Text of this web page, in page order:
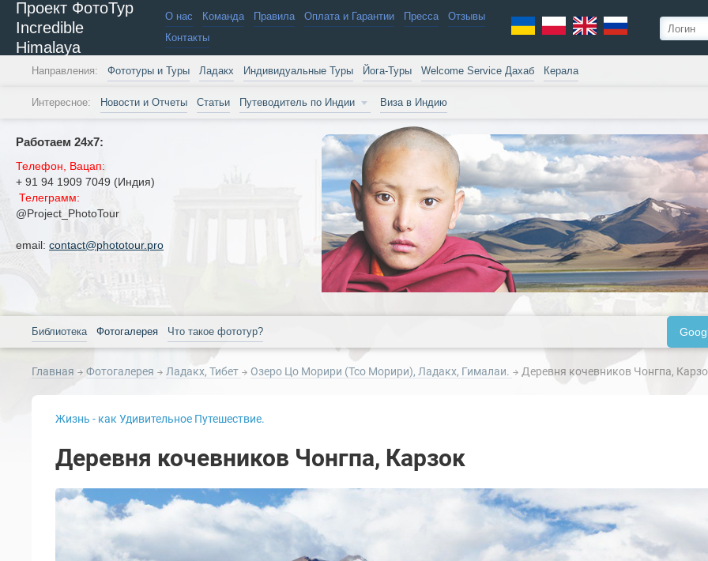
Проект ФотоТур
Incredible
Himalaya
О нас Команда Правила Оплата и Гарантии Пресса
Отзывы
Контакты
Направления: Фототуры и Туры Ладакх Индивидуальные Туры Йога-Туры Welcome Service Дахаб Керала
Интересное: Новости и Отчеты Статьи Путеводитель по Индии Виза в Индию
Работаем 24х7:
Телефон, Вацап:
+ 91 94 1909 7049 (Индия)
Телеграмм:
@Project_PhotoTour
email: contact@phototour.pro
Библиотека Фотогалерея Что такое фототур?
Главная Фотогалерея Ладакх, Тибет Озеро Цо Морири (Тсо Морири), Ладакх, Гималаи. Деревня кочевников Чонгпа,
Жизнь - как Удивительное Путешествие.
Деревня кочевников Чонгпа, Карзок